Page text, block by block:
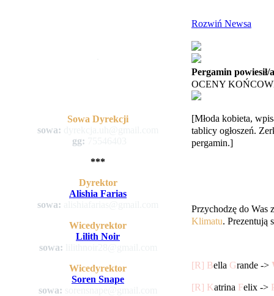
Sowa Dyrekcji
sowa:
gg:
***
Dyrektor
Alishia Farias
sowa:
Wicedyrektor
Lilith Noir
sowa:
Wicedyrektor
Soren Snape
sowa:
Rozwiń Newsa
Pergamin powiesił/
OCENY
[Młoda kobieta,
tablicy ogłoszeń.
pergamin.]
Przychodzę do Was
Klimatu. Prezentują
[R] Bella Grande ->
[R] Katrina Felix ->